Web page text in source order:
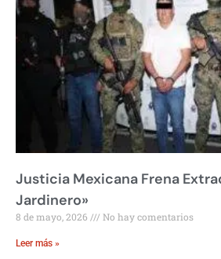
Justicia Mexicana Frena
Jardinero»
8 de mayo, 2026 No hay comentarios
Leer más »